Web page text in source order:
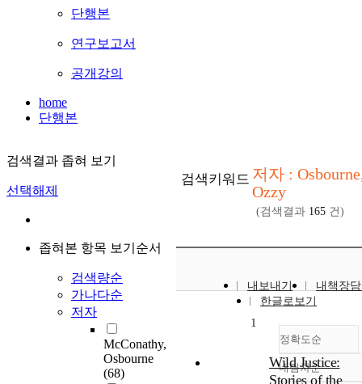
단행본
연구보고서
공개강의
home
단행본
검색결과 좁혀 보기
선택해제
좁혀본 항목 보기순서
검색량순
가나다순
저자
McConathy,
Osbourne
(68)
검색키워드 저자 :
Ozzy
(검색결과 165 건)
내보내기
내책장
한글로보기
정확도순
정확도
내림차순
1
Wild Justice:
Stories of the